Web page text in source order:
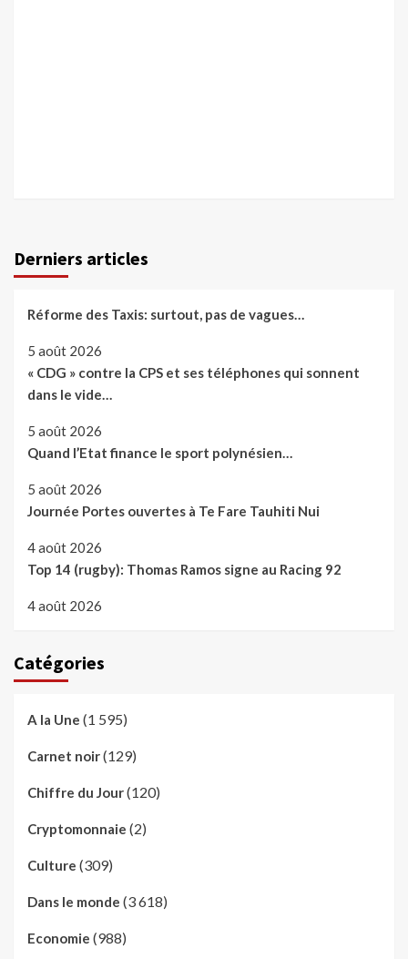
Derniers articles
Réforme des Taxis: surtout, pas de vagues…
5 août 2026
« CDG » contre la CPS et ses téléphones qui sonnent
dans le vide…
5 août 2026
Quand l’Etat finance le sport polynésien…
5 août 2026
Journée Portes ouvertes à Te Fare Tauhiti Nui
4 août 2026
Top 14 (rugby): Thomas Ramos signe au Racing 92
4 août 2026
Catégories
A la Une (1 595)
Carnet noir(129)
Chiffre du Jour(120)
Cryptomonnaie (2)
Culture (309)
Dans le monde (3 618)
Economie (988)